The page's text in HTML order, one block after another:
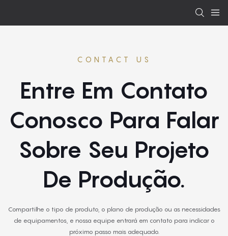
CONTACT US
Entre Em Contato
Conosco Para Falar
Sobre Seu Projeto
De Produção.
Compartilhe o tipo de produto, o plano de produção ou as necessidades
de equipamentos, e nossa equipe entrará em contato para indicar o
próximo passo mais adequado.